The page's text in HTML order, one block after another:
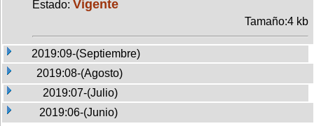
Estado: Vigente
Tamaño:4 kb
2019:09-(Septiembre)
2019:08-(Agosto)
2019:07-(Julio)
2019:06-(Junio)